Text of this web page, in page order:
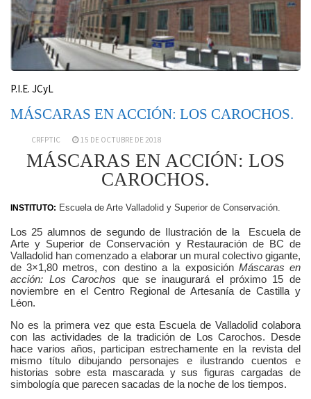
P.I.E. JCyL
MÁSCARAS EN ACCIÓN: LOS CAROCHOS.
CRFPTIC 15 DE OCTUBRE DE 2018
MÁSCARAS EN ACCIÓN: LOS
CAROCHOS.
INSTITUTO: Escuela de Arte Valladolid y Superior de Conservación.
Los 25 alumnos de segundo de Ilustración de la Escuela de
Arte y Superior de Conservación y Restauración de BC de
Valladolid han comenzado a elaborar un mural colectivo gigante,
de 3×1,80 metros, con destino a la exposición Máscaras en
acción: Los Carochos que se inaugurará el próximo 15 de
noviembre en el Centro Regional de Artesanía de Castilla y
Léon.
No es la primera vez que esta Escuela de Valladolid colabora
con las actividades de la tradición de Los Carochos. Desde
hace varios años, participan estrechamente en la revista del
mismo título dibujando personajes e ilustrando cuentos e
historias sobre esta mascarada y sus figuras cargadas de
simbología que parecen sacadas de la noche de los tiempos.